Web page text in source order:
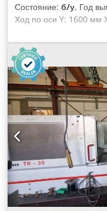
Состояние: б/у, Год
Ход по оси Y: 1600 мм
(2 шт.): 2000 x 2000
Диапазон частоты
Тип крепления
Dodpozrpnrofx Abmjck
привода фрезерной
мощность: 48 кВт
размеры: около 6,5 x
Heidenhain TNC 430
управляемых осей: X/
также оси A и B типа
системой
сменником
высокоскоростным
паллетами. Общее
программы: 22 347 ч.